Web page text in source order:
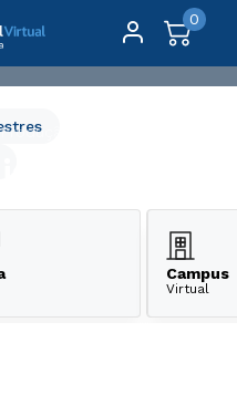
0
Produção Midiática
Campus
Virtual